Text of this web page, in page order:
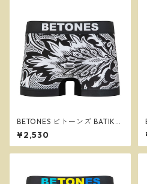
BETONES ビトーンズ BATIK2
BLACK メンズ フリーサイズ
ボクサーパンツ ※ネコポスで
送料無料※
¥2,530